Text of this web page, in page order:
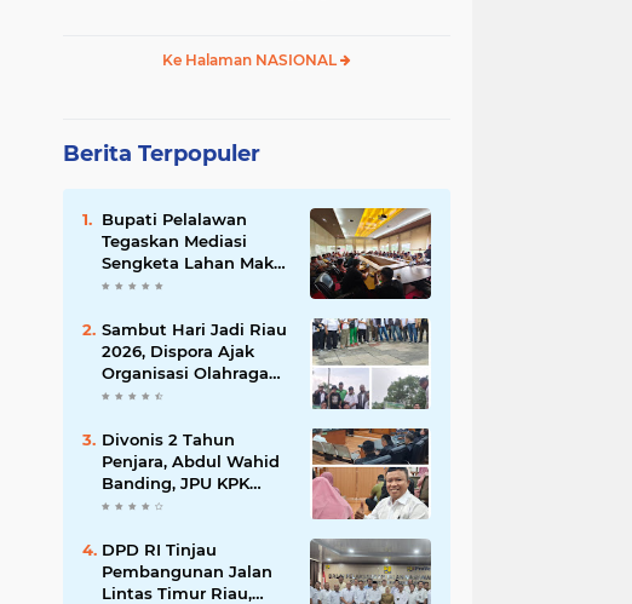
Ke Halaman NASIONAL
Berita Terpopuler
Bupati Pelalawan
Tegaskan Mediasi
Sengketa Lahan Mak
Teduh Dilanjutkan, PT
Hadir pada Pertemuan
Berikutnya
Sambut Hari Jadi Riau
2026, Dispora Ajak
Organisasi Olahraga
Gotong Royong
Utama Riau
Divonis 2 Tahun
Penjara, Abdul Wahid
Banding, JPU KPK
Masih Pikir-Pikir
DPD RI Tinjau
Pembangunan Jalan
Lintas Timur Riau,